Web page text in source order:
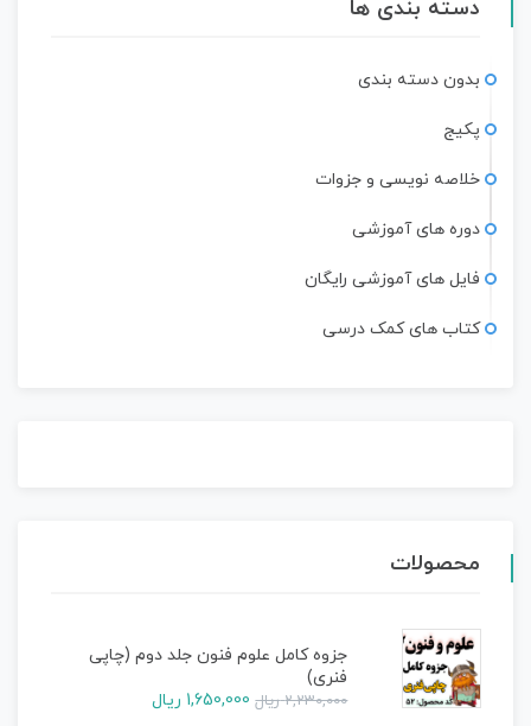
دسته بندی ها
بدون دسته بندی
پکیج
خلاصه نویسی و جزوات
دوره های آموزشی
فایل های آموزشی رایگان
کتاب های کمک درسی
محصولات
جزوه کامل علوم فنون جلد دوم (چاپی
فنری)
2,230,000 ریال 1,650,000 ریال